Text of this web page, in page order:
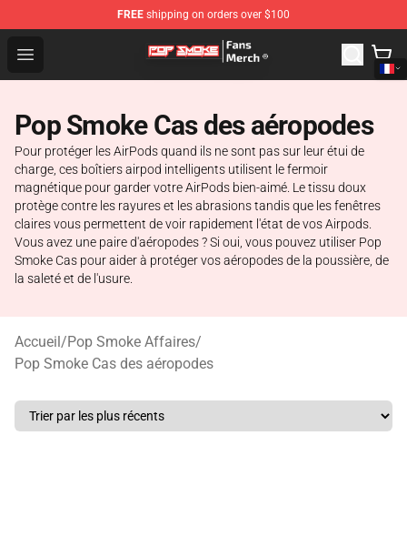
FREE shipping on orders over $100
Open menu
Pop Smoke Store - Official Pop Smoke Merchandise
Pop Smoke Cas des aéropodes
Pour protéger les AirPods quand ils ne sont pas sur leur étui de
charge, ces boîtiers airpod intelligents utilisent le fermoir
magnétique pour garder votre AirPods bien-aimé. Le tissu doux
protège contre les rayures et les abrasions tandis que les fenêtres
claires vous permettent de voir rapidement l'état de vos Airpods.
Vous avez une paire d'aéropodes ? Si oui, vous pouvez utiliser Pop
Smoke Cas pour aider à protéger vos aéropodes de la poussière, de
la saleté et de l'usure.
Accueil/Pop Smoke Affaires/
Pop Smoke Cas des aéropodes